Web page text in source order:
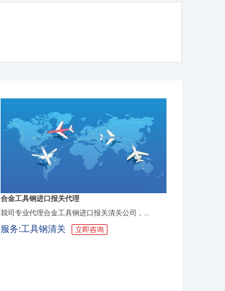
合金工具钢进口报关代理
我司专业代理合金工具钢进口报关清关公司，...
服务:工具钢清关 立即咨询